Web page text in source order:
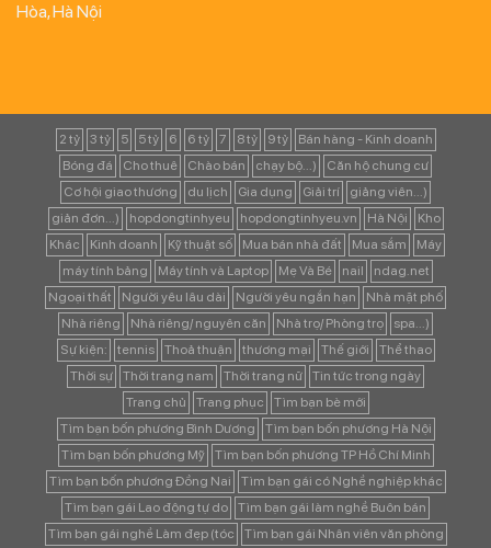
Hòa, Hà Nội
2 tỷ 3 tỷ 5 5 tỷ 6 6 tỷ 7 8 tỷ 9 tỷ
Bán hàng - Kinh doanh
Bóng đá
Cho thuê Chào bán chạy bộ...)
Căn hộ chung cư
Cơ hội giao thương
du lịch Gia dụng Giải trí
giảng viên...)
giản đơn...)
hopdongtinhyeu hopdongtinhyeu.vn Hà Nội
Kho
Khác
Kinh doanh Kỹ thuật số Mua bán nhà đất Mua sắm
Máy
máy tính bảng
Máy tính và Laptop Mẹ Và Bé nail
ndag.net
Ngoại thất
Người yêu lâu dài Người yêu ngắn hạn
Nhà mặt phố
Nhà riêng
Nhà riêng/ nguyên căn Nhà trọ/ Phòng trọ
spa...)
Sự kiện:
tennis Thoả thuận thương mại Thế giới
Thể thao
Thời sự
Thời trang nam Thời trang nữ
Tin tức trong ngày
Trang chủ
Trang phục
Tìm bạn bè mới
Tìm bạn bốn phương Bình Dương
Tìm bạn bốn phương Hà Nội
Tìm bạn bốn phương Mỹ
Tìm bạn bốn phương TP Hồ Chí Minh
Tìm bạn bốn phương Đồng Nai
Tìm bạn gái có Nghề nghiệp khác
Tìm bạn gái Lao động tự do
Tìm bạn gái làm nghề Buôn bán
Tìm bạn gái nghề Làm đẹp (tóc
Tìm bạn gái Nhân viên văn phòng